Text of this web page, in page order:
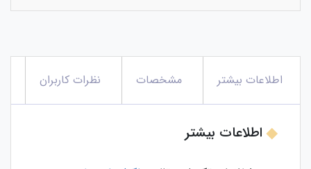
اطلاعات بیشتر مشخصات نظرات کاربران
اطلاعات بیشتر